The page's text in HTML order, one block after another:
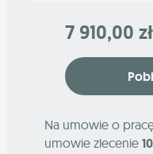
7 910,00
Na umowie o
umowie zlecenie